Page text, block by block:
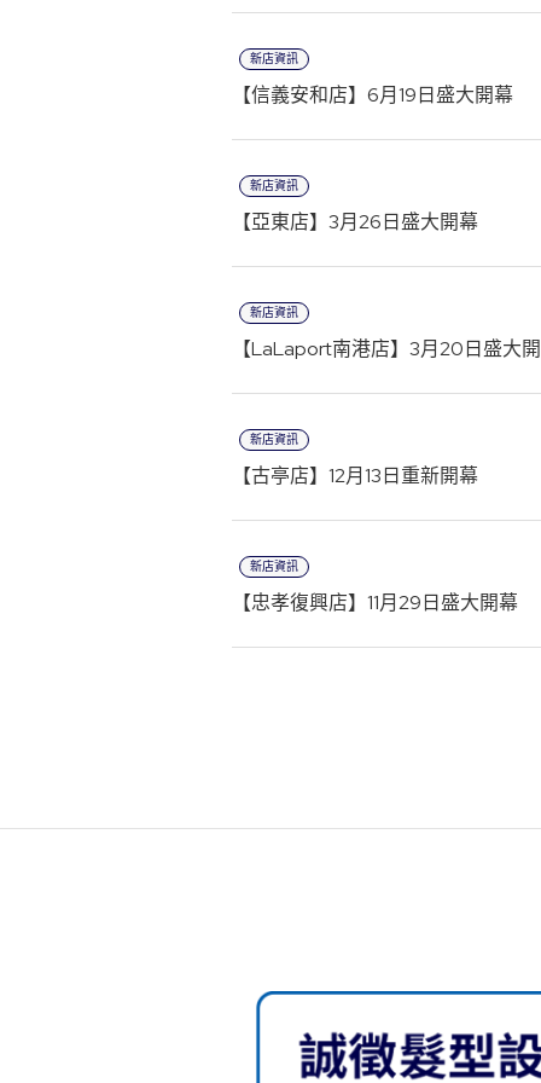
新店資訊
【信義安和店】6月19日盛大開幕
新店資訊
【亞東店】3月26日盛大開幕
新店資訊
【LaLaport南港店】3月20日盛大
新店資訊
【古亭店】12月13日重新開幕
新店資訊
【忠孝復興店】11月29日盛大開幕